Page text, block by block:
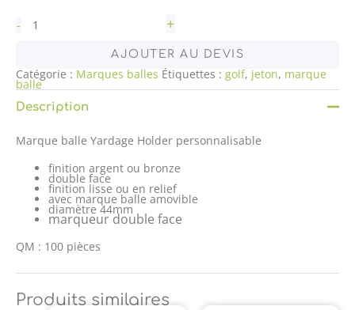
- +
AJOUTER AU DEVIS
Catégorie : Marques balles Étiquettes : golf, jeton, marque
balle
Description
Marque balle Yardage Holder personnalisable
finition argent ou bronze
double face
finition lisse ou en relief
avec marque balle amovible
diamètre 44mm
marqueur double face
QM : 100 pièces
Produits similaires